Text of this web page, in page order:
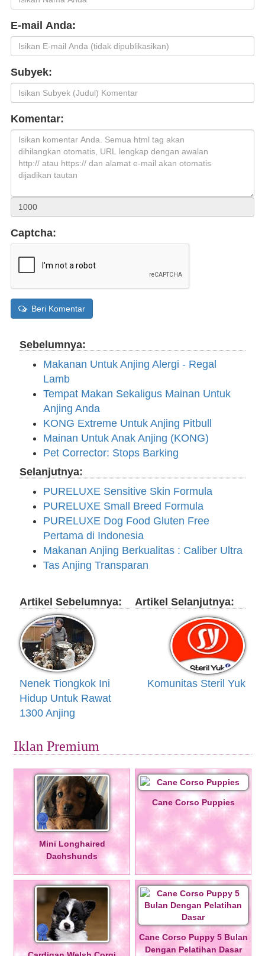
E-mail Anda:
Subyek:
Komentar:
Captcha:
Beri Komentar
Sebelumnya:
Makanan Untuk Anjing Alergi - Regal
Lamb
Tempat Makan Sekaligus Mainan Untuk
Anjing Anda
KONG Extreme Untuk Anjing Pitbull
Mainan Untuk Anak Anjing (KONG)
Pet Corrector: Stops Barking
Selanjutnya:
PURELUXE Sensitive Skin Formula
PURELUXE Small Breed Formula
PURELUXE Dog Food Gluten Free
Pertama di Indonesia
Makanan Anjing Berkualitas : Caliber Ultra
Tas Anjing Transparan
Artikel Sebelumnya:
Nenek Tiongkok Ini
Hidup Untuk Rawat
1300 Anjing
Artikel Selanjutnya:
Komunitas Steril Yuk
Iklan Premium
Mini Longhaired
Dachshunds
Cane Corso Puppies
Cane Corso Puppy 5 Bulan
Dengan Pelatihan Dasar